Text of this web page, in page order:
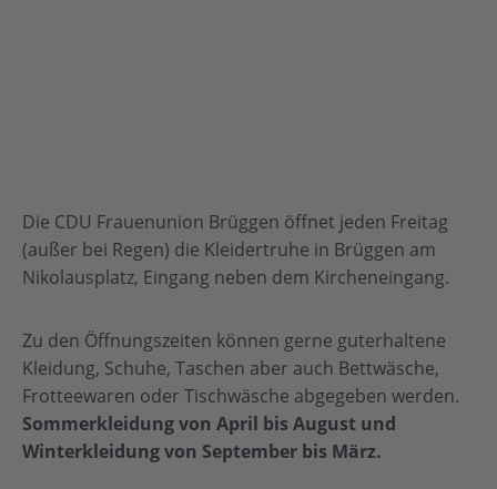
Die CDU Frauenunion Brüggen öffnet jeden Freitag
(außer bei Regen) die Kleidertruhe in Brüggen am
Nikolausplatz, Eingang neben dem Kircheneingang.
Zu den Öffnungszeiten können gerne guterhaltene
Kleidung, Schuhe, Taschen aber auch Bettwäsche,
Frotteewaren oder Tischwäsche abgegeben werden.
Sommerkleidung von April bis August und
Winterkleidung von September bis März.